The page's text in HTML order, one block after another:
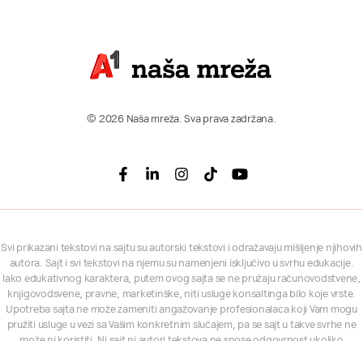
© 2026 Naša mreža. Sva prava zadržana.
Facebook
LinkedinInstagram
TiktokYoutube
Svi prikazani tekstovi na sajtu su autorski tekstovi i odražavaju mišljenje njihovih
autora. Sajt i svi tekstovi na njemu su namenjeni isključivo u svrhu edukacije.
Iako edukativnog karaktera, putem ovog sajta se ne pružaju računovodstvene,
knjigovodsvene, pravne, marketinške, niti usluge konsaltinga bilo koje vrste.
Upotreba sajta ne može zameniti angažovanje profesionalaca koji Vam mogu
pružiti usluge u vezi sa Vašim konkretnim slučajem, pa se sajt u takve svrhe ne